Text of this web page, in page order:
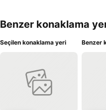
Benzer konaklama
Seçilen konaklama yeri Benzer